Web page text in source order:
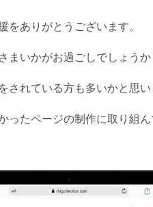
ありがとうございます。
まいかがお過ごしでしょうか
れている方も多いかと思い
たページの制作に取り組ん